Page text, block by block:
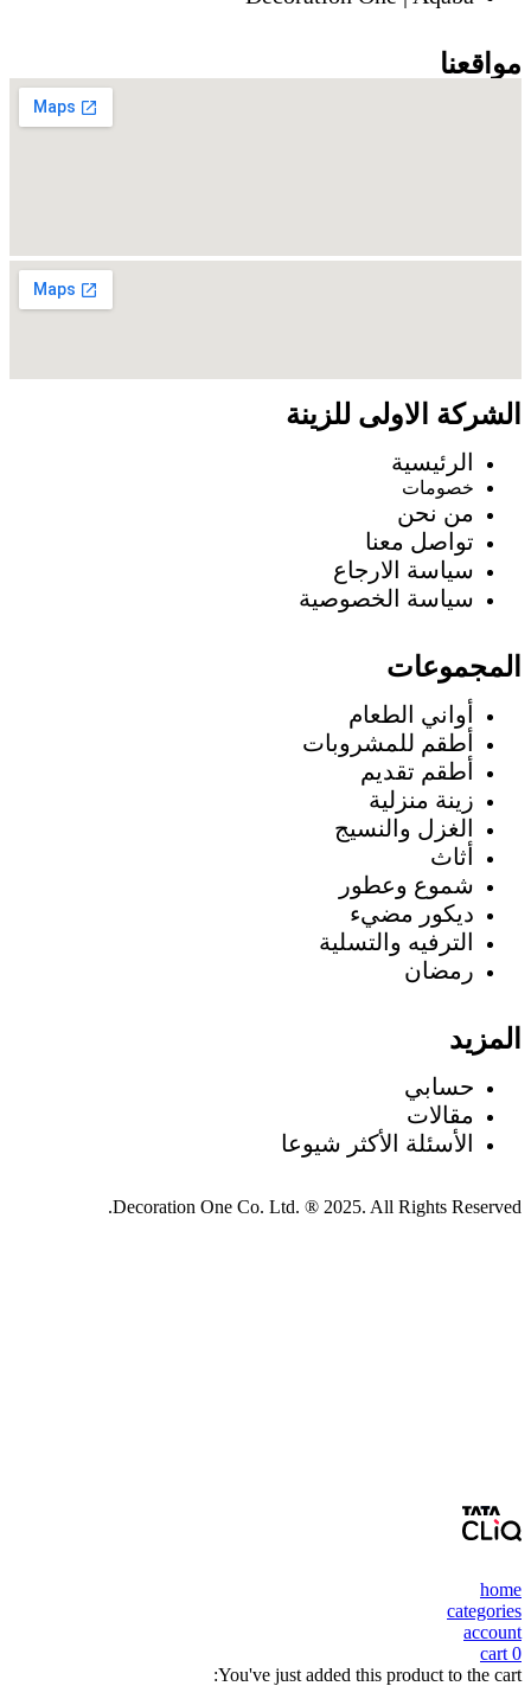
مواقعنا
الشركة الاولى للزينة
الرئيسية
خصومات
من نحن
تواصل معنا
سياسة الارجاع
سياسة الخصوصية
المجموعات
أواني الطعام
أطقم للمشروبات
أطقم تقديم
زينة منزلية
الغزل والنسيج
أثاث
شموع وعطور
ديكور مضيء
الترفيه والتسلية
رمضان
المزيد
حسابي
مقالات
الأسئلة الأكثر شيوعا
Decoration One Co. Ltd. ® 2025. All Rights Reserved.
home
categories
account
0
cart
You've just added this product to the cart: